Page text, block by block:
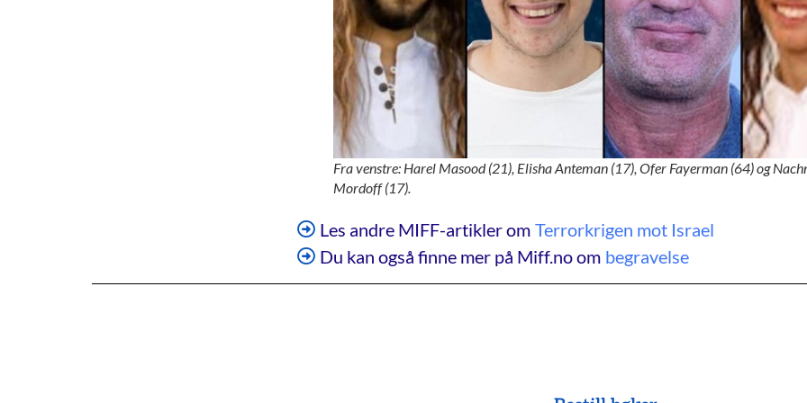
Fra venstre: Harel Masood (21), Elisha Anteman (17), Ofer Fayerman (64) og
Mordoff (17).
Les andre MIFF-artikler om Terrorkrigen mot Israel
Du kan også finne mer på Miff.no om begravelse